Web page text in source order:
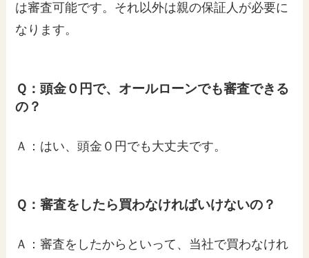
は審査可能です。それ以外は親の保証人が必要に
なります。
Ｑ：頭金０円で、オールローンでも審査できる
の？
Ａ：はい、頭金０円でも大丈夫です。
Ｑ：審査をしたら買わなければいけないの？
Ａ：審査をしたからといって、当社で買わなけれ